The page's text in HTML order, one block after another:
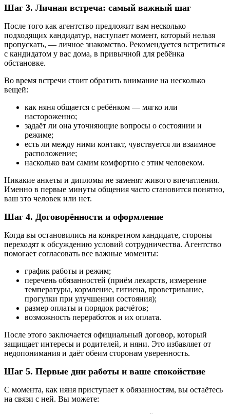
Шаг 3. Личная встреча: самый важный шаг
После того как агентство предложит вам несколько
подходящих кандидатур, наступает момент, который нельзя
пропускать, — личное знакомство. Рекомендуется встретиться
с кандидатом у вас дома, в привычной для ребёнка
обстановке.
Во время встречи стоит обратить внимание на несколько
вещей:
как няня общается с ребёнком — мягко или
настороженно;
задаёт ли она уточняющие вопросы о состоянии и
режиме;
есть ли между ними контакт, чувствуется ли взаимное
расположение;
насколько вам самим комфортно с этим человеком.
Никакие анкеты и дипломы не заменят живого впечатления.
Именно в первые минуты общения часто становится понятно,
ваш это человек или нет.
Шаг 4. Договорённости и оформление
Когда вы остановились на конкретном кандидате, стороны
переходят к обсуждению условий сотрудничества. Агентство
помогает согласовать все важные моменты:
график работы и режим;
перечень обязанностей (приём лекарств, измерение
температуры, кормление, гигиена, проветривание,
прогулки при улучшении состояния);
размер оплаты и порядок расчётов;
возможность переработок и их оплата.
После этого заключается официальный договор, который
защищает интересы и родителей, и няни. Это избавляет от
недопонимания и даёт обеим сторонам уверенность.
Шаг 5. Первые дни работы и ваше спокойствие
С момента, как няня приступает к обязанностям, вы остаётесь
на связи с ней. Вы можете: